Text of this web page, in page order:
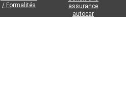
/ Formalités
assurance
autocar